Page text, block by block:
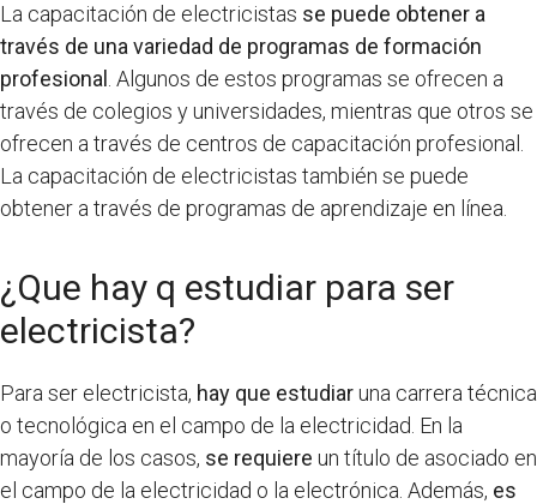
La capacitación de electricistas se puede obtener a
través de una variedad de programas de formación
profesional . Algunos de estos programas se ofrecen a
través de colegios y universidades, mientras que otros se
ofrecen a través de centros de capacitación profesional.
La capacitación de electricistas también se puede
obtener a través de programas de aprendizaje en línea.
¿Que hay q estudiar para ser
electricista?
Para ser electricista, hay que estudiaruna carrera técnica
o tecnológica en el campo de la electricidad. En la
mayoría de los casos, se requiere un título de asociado en
el campo de la electricidad o la electrónica. Además, es